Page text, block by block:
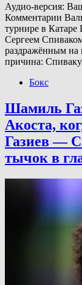
Аудио-версия:
Комментарии
турнире в
Сергеем
раздражённым на
причина:
Бокс
Шамиль
Акоста,
Газиев —
тычок в